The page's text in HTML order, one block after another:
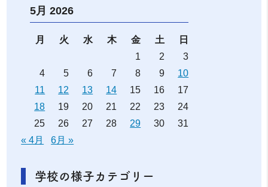
5月 2026
月 火 水 木 金 土
日
1
2
3
4
5 6 7 8 9
10
11
12 13 14 15 16
17
18
19 20 21 22 23
24
25
26 27 28 29 30
31
« 4月
6月 »
学校の様子カテゴリー